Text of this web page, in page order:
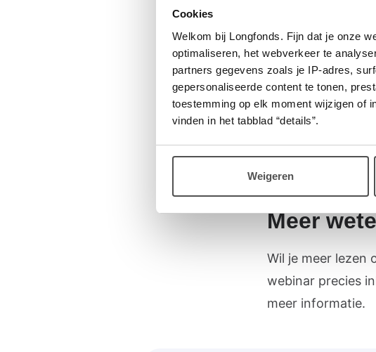
Cookies
Welkom bij Longfonds. Fijn dat je onze
optimaliseren, het webverkeer te
partners gegevens zoals je IP-adres,
gepersonaliseerde content te tonen,
toestemming op elk moment wijzigen of
vinden in het tabblad “details”.
Weigeren
Aanmelden
Heb je je
een link waarmee
Meer
Wil je meer lezen
webinar precies
meer informatie.